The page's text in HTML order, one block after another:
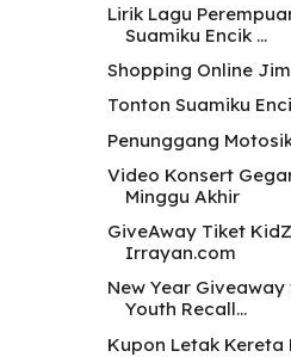
Lirik Lagu
Suamiku Encik ...
Shopping Online
Tonton Suamiku
Penunggang
Video Konsert
Minggu Akhir
GiveAway Tiket
Irrayan.com
New Year
Youth Recall...
Kupon Letak Kereta